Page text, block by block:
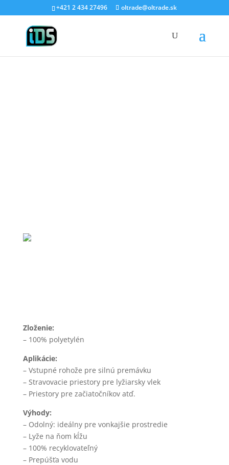
+421 2 434 27496 oltrade@oltrade.sk
Zloženie:
– 100% polyetylén
Aplikácie:
– Vstupné rohože pre silnú premávku
– Stravovacie priestory pre lyžiarsky vlek
– Priestory pre začiatočníkov atď.
Výhody:
– Odolný: ideálny pre vonkajšie prostredie
– Lyže na ňom kĺžu
– 100% recyklovateľný
– Prepúšťa vodu